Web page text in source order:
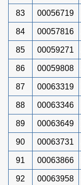
83 00056719
84 00057816
85 00059271
86 00059808
87 00063319
88 00063346
89 00063649
90 00063731
91 00063866
92 00063958